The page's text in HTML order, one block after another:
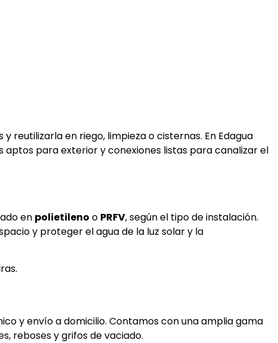
reutilizarla en riego, limpieza o cisternas. En Edagua
para exterior y conexiones listas para canalizar el
en polietileno o PRFV, según el tipo de instalación.
y proteger el agua de la luz solar y la
y envío a domicilio. Contamos con una amplia gama
reboses y grifos de vaciado.